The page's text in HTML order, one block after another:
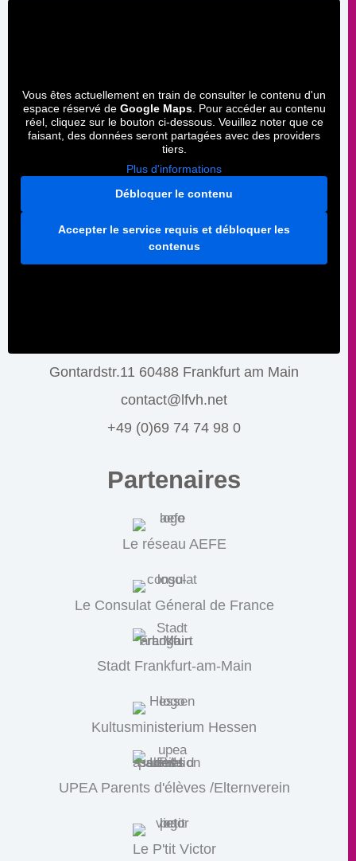
Vous êtes actuellement en train de consulter le contenu d'un
espace réservé de Google Maps. Pour accéder au contenu
réel, cliquez sur le bouton ci-dessous. Veuillez noter que ce
faisant, des données seront partagées avec des providers
tiers.
Plus d'informations
Débloquer le contenu
Accepter le service requis et débloquer les
contenus
Gontardstr.11 60488 Frankfurt am Main
contact@lfvh.net
+49 (0)69 74 74 98 0
Partenaires
Le réseau AEFE
Le Consulat Géneral de France
Stadt Frankfurt-am-Main
Kultusministerium Hessen
UPEA Parents d'élèves /Elternverein
Le P'tit Victor